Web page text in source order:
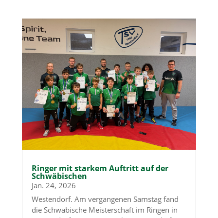
Ringer mit starkem Auftritt auf der
Schwäbischen
Jan. 24, 2026
Westendorf. Am vergangenen Samstag fand
die Schwäbische Meisterschaft im Ringen in